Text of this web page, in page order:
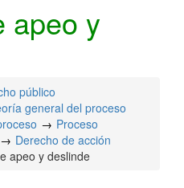
apeo y
público
general del proceso
Proceso
Derecho de acción
apeo y deslinde